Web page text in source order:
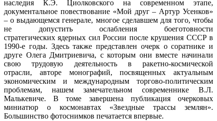
наследия
К.Э. Циолковского на современном этапе,
документальное повествование «Мой друг – Артур Усенков»
– о выдающемся генерале, многое сделавшем для того, чтобы
не допустить ослабления боеготовности
стратегических ядерных сил России после крушения СССР в
1990-е годы. Здесь также представлен очерк о соратнике и
друге Олега Дмитриевича, с которым они вместе начинали
свою трудовую деятельность в ракетно-космической
отрасли,
авторе монографий, посвященных актуальным
экономическим и международным торгово-политическим
проблемам, нашем замечательном современнике В.Л.
Малькевиче. В томе завершена публикация очерковых
миниатюр о космонавтах «Звездные трассы землян».
Большинство фотоснимков печатается впервые.